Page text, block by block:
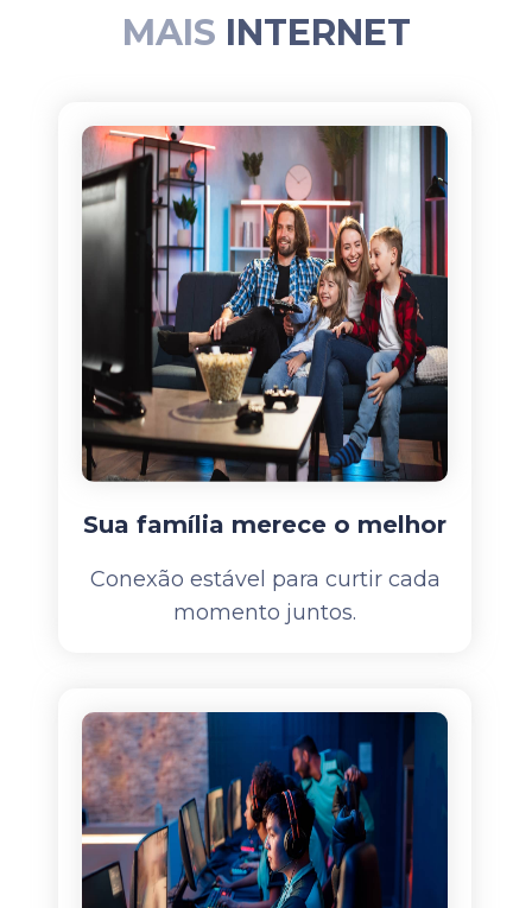
MAIS INTERNET
Sua família merece o melhor
Conexão estável para curtir cada
momento juntos.